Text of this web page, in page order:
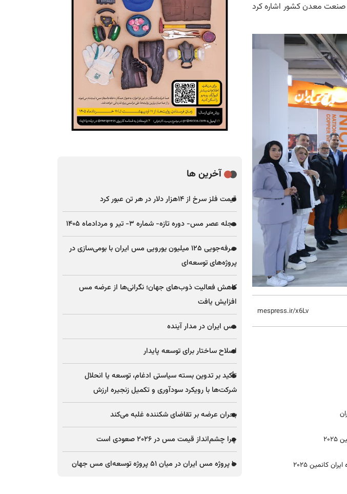
صنعت معدن کشور اشاره کرد
کانمین ۲۰۲۵
آخرین ها
قیمت فلز سرخ از ۱۴هزار دلار در هر تن عبور کرد
مجله عصر مس- دوره تازه- شماره ۳- تیر و مردادماه ۱۴۰۵
صرفه‌جویی ۱۲۵ میلیون یورویی مس ایران با بومی‌سازی در
پروژه‌های توسعه‌ای
کاهش فعالیت ذوب‌های جهان؛ نگرانی‌ها از عرضه مس
افزایش یافت
مس ایران در مدار آینده
اصلاح ساختار برای توسعه پایدار
تأکید بر تدوین بسته سیاستی ادغام، توسعه یا انحلال
شرکت‌ها با رویکرد سودآوری و تکمیل زنجیره ارزش
بحران عرضه بر تقاضای شکننده غلبه می‌کند
چرا چشم‌انداز قیمت مس در ۲۰۲۶ صعودی است
۱۰ پروژه مس ایران در میان ۵۱ پروژه توسعه‌ای مس جهان